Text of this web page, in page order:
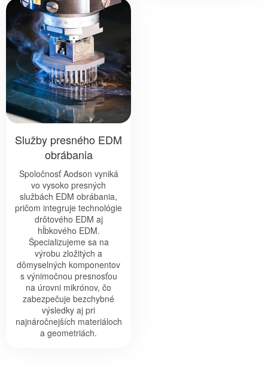
Služby presného EDM
obrábania
Spoločnosť Aodson vyniká
vo vysoko presných
službách EDM obrábania,
pričom integruje technológie
drôtového EDM aj
hĺbkového EDM.
Špecializujeme sa na
výrobu zložitých a
dômyselných komponentov
s výnimočnou presnosťou
na úrovni mikrónov, čo
zabezpečuje bezchybné
výsledky aj pri
najnáročnejších materiáloch
a geometriách.